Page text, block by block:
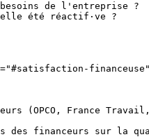
de l'entreprise ?
été réactif·ve ?
(OPCO, France
des financeurs sur la